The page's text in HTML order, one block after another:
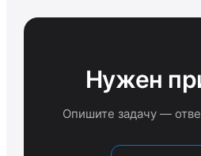
Нужен
Опишите задачу —